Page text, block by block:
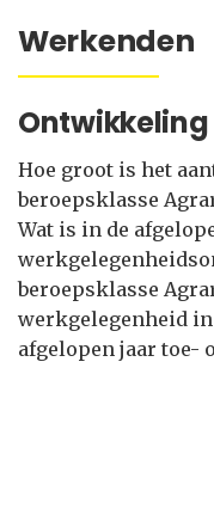
Werkenden
Hoe groot is het
beroepsklasse
Wat is in de
beroepsklasse
werkgelegenheid
afgelopen jaar toe-